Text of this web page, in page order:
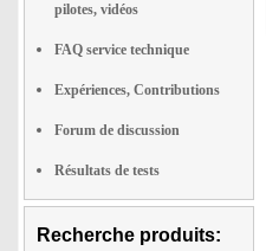
pilotes, vidéos
FAQ service technique
Expériences, Contributions
Forum de discussion
Résultats de tests
Recherche produits: